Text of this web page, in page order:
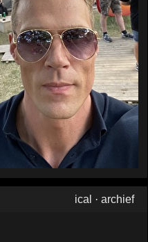
ical · archief